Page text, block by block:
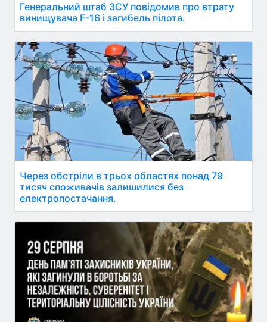
Генеральний штаб ЗСУ повідомив про втрату
винищувача F-16 і загибель пілота.
Через обстріли в трьох областях понад 79
тисяч споживачів залишилися без
електропостачання.